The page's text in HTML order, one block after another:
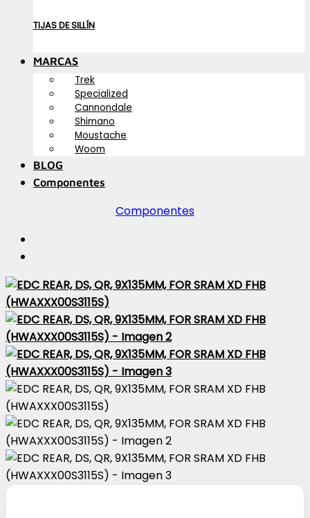
TIJAS DE SILLÍN
MARCAS
Trek
Specialized
Cannondale
Shimano
Moustache
Woom
BLOG
Componentes
Componentes